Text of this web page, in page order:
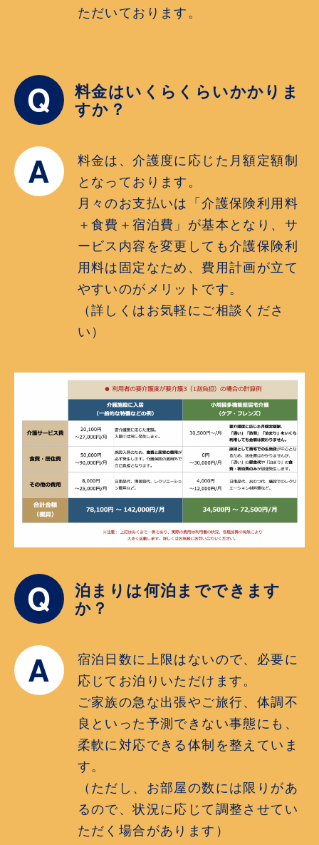
ただいております。
Q 料金はいくらくらいかかりま
すか？
A
料金は、介護度に応じた月額定額制
となっております。
月々のお支払いは「介護保険利用料
＋食費＋宿泊費」が基本となり、サ
ービス内容を変更しても介護保険利
用料は固定なため、費用計画が立て
やすいのがメリットです。
（詳しくはお気軽にご相談くださ
い）
Q 泊まりは何泊までできます
か？
A
宿泊日数に上限はないので、必要に
応じてお泊りいただけます。
ご家族の急な出張やご旅行、体調不
良といった予測できない事態にも、
柔軟に対応できる体制を整えていま
す。
（ただし、お部屋の数には限りがあ
るので、状況に応じて調整させてい
ただく場合があります）